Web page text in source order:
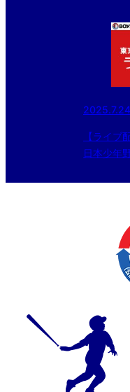
2025.7.24
【ライブ
日本少年